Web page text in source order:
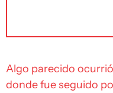
Algo parecido
donde fue seguido